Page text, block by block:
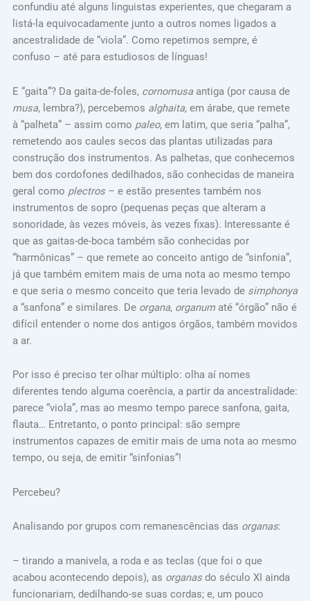
confundiu até alguns linguistas experientes, que chegaram a
listá-la equivocadamente junto a outros nomes ligados a
ancestralidade de “viola”. Como repetimos sempre, é
confuso – até para estudiosos de línguas!
E “gaita”? Da gaita-de-foles, cornomusaantiga (por causa de
musa, lembra?), percebemos alghaita, em árabe, que remete
à “palheta” – assim como paleo, em latim, que seria “palha”,
remetendo aos caules secos das plantas utilizadas para
construção dos instrumentos. As palhetas, que conhecemos
bem dos cordofones dedilhados, são conhecidas de maneira
geral como plectros– e estão presentes também nos
instrumentos de sopro (pequenas peças que alteram a
sonoridade, às vezes móveis, às vezes fixas). Interessante é
que as gaitas-de-boca também são conhecidas por
“harmônicas” – que remete ao conceito antigo de “sinfonia”,
já que também emitem mais de uma nota ao mesmo tempo
e que seria o mesmo conceito que teria levado de simphonya
a “sanfona” e similares. De organa, organumaté “órgão” não é
difícil entender o nome dos antigos órgãos, também movidos
a ar.
Por isso é preciso ter olhar múltiplo: olha aí nomes
diferentes tendo alguma coerência, a partir da ancestralidade:
parece “viola”, mas ao mesmo tempo parece sanfona, gaita,
flauta… Entretanto, o ponto principal: são sempre
instrumentos capazes de emitir mais de uma nota ao mesmo
tempo, ou seja, de emitir “sinfonias”!
Percebeu?
Analisando por grupos com remanescências das organas:
– tirando a manivela, a roda e as teclas (que foi o que
acabou acontecendo depois), as organas do século XI ainda
funcionariam, dedilhando-se suas cordas; e, um pouco